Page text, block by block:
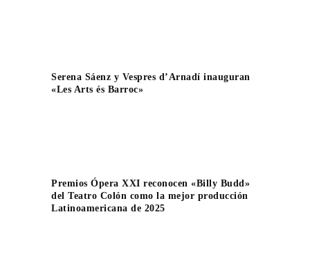
Serena Sáenz y Vespres d’Arnadí inauguran
«Les Arts és Barroc»
Premios Ópera XXI reconocen «Billy Budd»
del Teatro Colón como la mejor producción
Latinoamericana de 2025